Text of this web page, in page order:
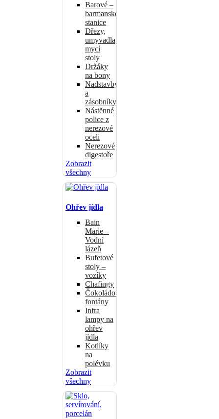
Barové –
barmanské
stanice
Dřezy,
umyvadla,
mycí
stoly
Držáky
na bony
Nadstavby
a
zásobníky
Nástěnné
police z
nerezové
oceli
Nerezové
digestoře
Zobrazit
všechny
Ohřev jídla
Bain
Marie –
Vodní
lázeň
Bufetové
stoly –
vozíky
Chafingy
Čokoládové
fontány
Infra
lampy na
ohřev
jídla
Kotlíky
na
polévku
Zobrazit
všechny